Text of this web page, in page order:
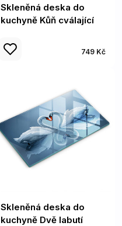
Skleněná deska do
kuchyně Kůň cválající
749 Kč
Skleněná deska do
kuchyně Dvě labutí